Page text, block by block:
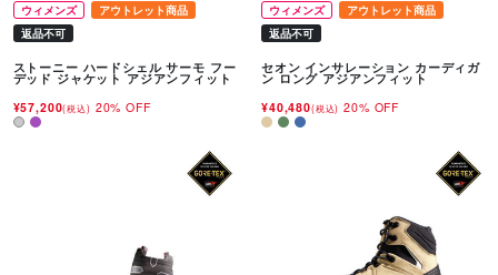
ウィメンズ
アウトレット商品
返品不可
ストーニー ハードシェル サーモ フー
デッド ジャケット アジアンフィット
¥57,200(税込) 20% OFF
ウィメンズ
アウトレット商品
返品不可
セオン インサレーション カーディガ
ン ロング アジアンフィット
¥40,480(税込) 20% OFF